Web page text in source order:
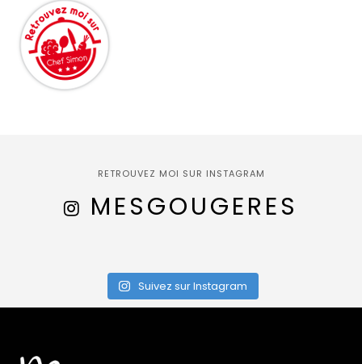
RETROUVEZ MOI SUR INSTAGRAM
MESGOUGERES
Suivez sur Instagram